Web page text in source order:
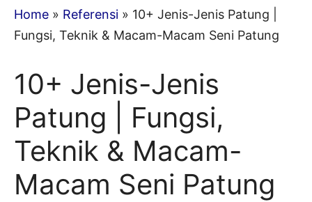
Home » Referensi » 10+ Jenis-Jenis Patung |
Fungsi, Teknik & Macam-Macam Seni Patung
10+ Jenis-Jenis
Patung | Fungsi,
Teknik & Macam-
Macam Seni Patung